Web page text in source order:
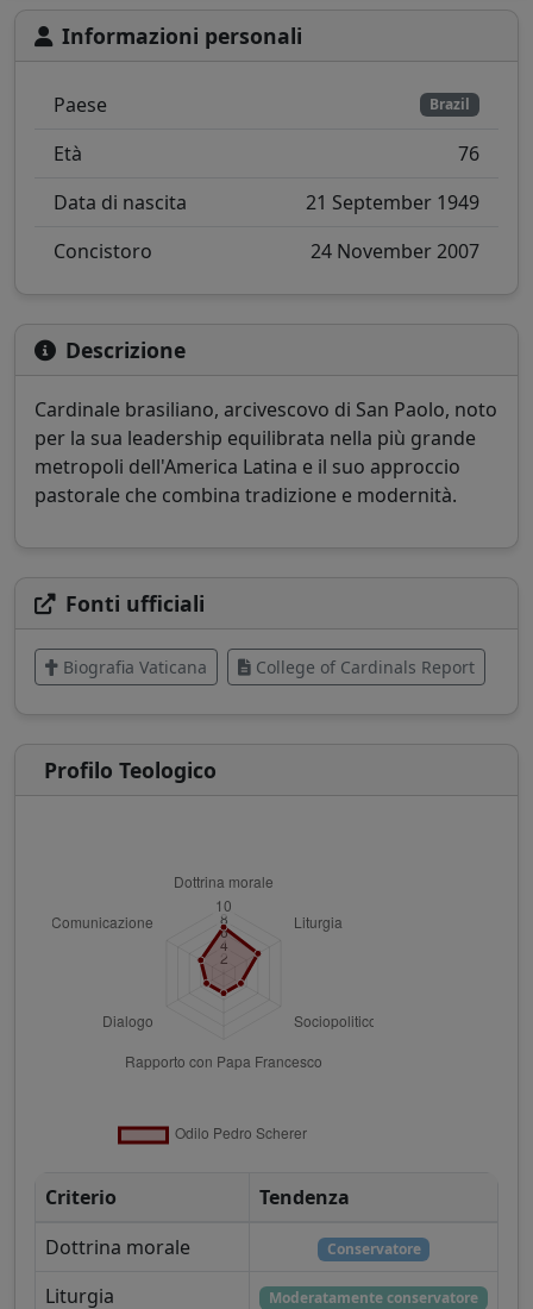
Informazioni personali
Paese Brazil
Età
76
Data di nascita
21 September 1949
Concistoro
24 November 2007
Descrizione
Cardinale brasiliano, arcivescovo di San Paolo, noto
per la sua leadership equilibrata nella più grande
metropoli dell'America Latina e il suo approccio
pastorale che combina tradizione e modernità.
Fonti ufficiali
Biografia Vaticana College of Cardinals Report
Profilo Teologico
Criterio
Tendenza
Dottrina morale
Conservatore
Liturgia Moderatamente conservatore